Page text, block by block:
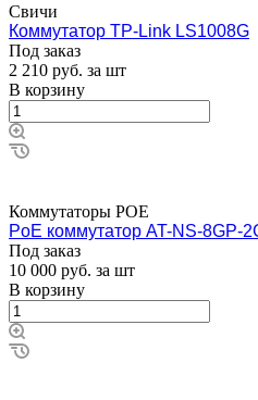
Свичи
Коммутатор TP-Link LS1008G
Под заказ
2 210 руб. за шт
В корзину
Коммутаторы POE
PoE коммутатор AT-NS-8GP-
Под заказ
10 000 руб. за шт
В корзину